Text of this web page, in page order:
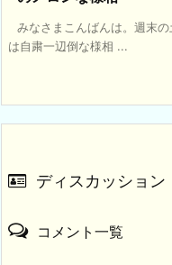
みなさまこんばんは。週末
は自粛一辺倒な様相 ...
ディスカッション
コメント一覧